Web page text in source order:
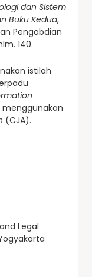
dan Sistem
Buku Kedua,
Pengabdian
140.
istilah
menggunakan
(CJA).
Legal